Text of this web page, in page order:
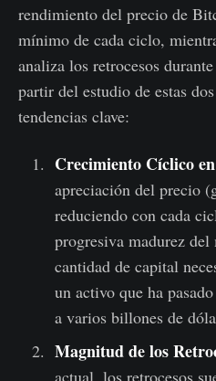
rendimiento del precio de
mínimo de cada ciclo,
analiza los retrocesos
partir del estudio de estas
tendencias clave:
Crecimiento Cíclico
apreciación del precio
reduciendo con cada
progresiva madurez
cantidad de capital
un activo que ha
a varios billones de
Magnitud de los
actual, los retrocesos